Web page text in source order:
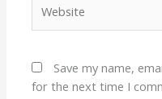
Save my name,
for the next time I